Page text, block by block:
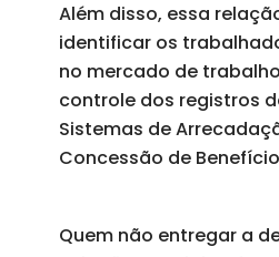
Além disso, essa
identificar os
no mercado de
controle dos registros
Sistemas de
Concessão de
Quem não entregar a